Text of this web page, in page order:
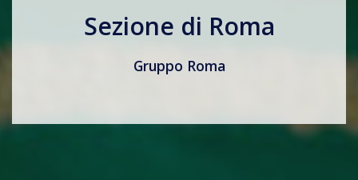
Sezione di Roma
Gruppo Roma